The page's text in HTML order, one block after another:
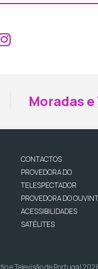
ao
Aceder ao
Moradas
CONTACTOS
PROVEDORA DO
TELESPECTADOR
PROVEDORA DO
ACESSIBILIDADES
SATÉLITES